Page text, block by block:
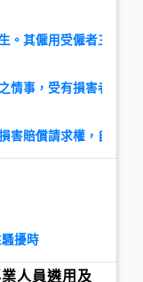
。其僱用受僱者三十
情事，受有損害者，
害賠償請求權，自請
擾時，所屬學校應督
人員遴用及